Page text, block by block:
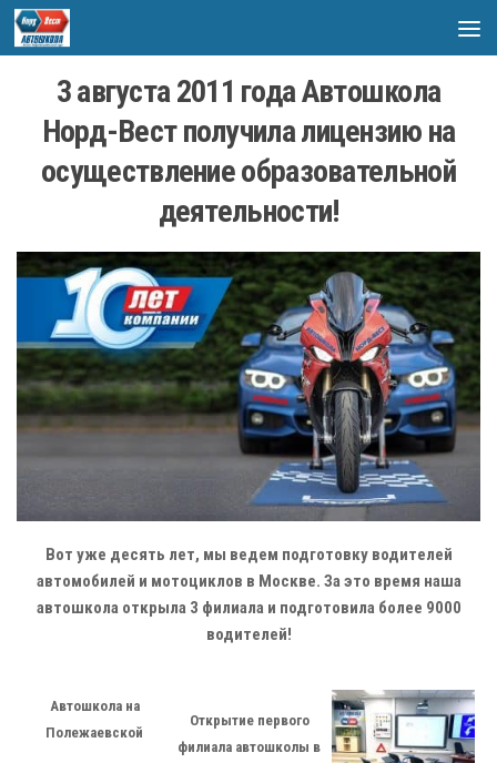
Skip to content
3 августа 2011 года Автошкола
Норд-Вест получила лицензию на
осуществление образовательной
деятельности!
Вот уже десять лет, мы ведем подготовку водителей
автомобилей и мотоциклов в Москве. За это время наша
автошкола открыла 3 филиала и подготовила более 9000
водителей!
Автошкола на
Полежаевской
Открытие первого
филиала автошколы в